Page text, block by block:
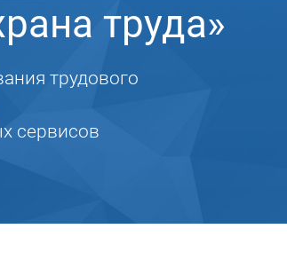
труда»
трудового
сервисов